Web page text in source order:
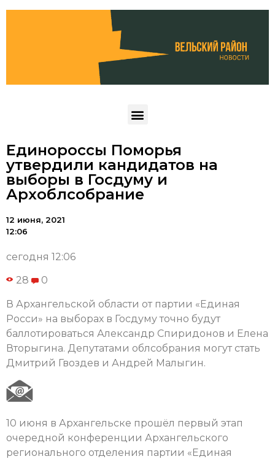
Единороссы Поморья
утвердили кандидатов на
выборы в Госдуму и
Архоблсобрание
12 июня, 2021
12:06
сегодня 12:06
28 0
В Архангельской области от партии «Единая
Росси» на выборах в Госдуму точно будут
баллотироваться Александр Спиридонов и Елена
Вторыгина. Депутатами облсобрания могут стать
Дмитрий Гвоздев и Андрей Малыгин.
10 июня в Архангельске прошёл первый этап
очередной конференции Архангельского
регионального отделения партии «Единая